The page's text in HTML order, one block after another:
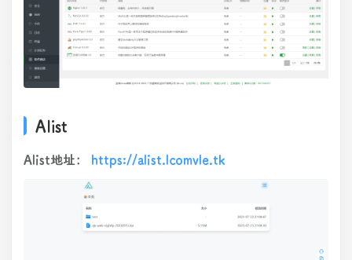
Alist
Alist地址： https://alist.lcomvle.tk